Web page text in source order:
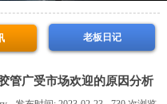
老板日记
管广受市场欢迎的原因分析